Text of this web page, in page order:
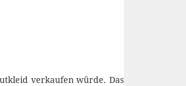
verkaufen würde. Das